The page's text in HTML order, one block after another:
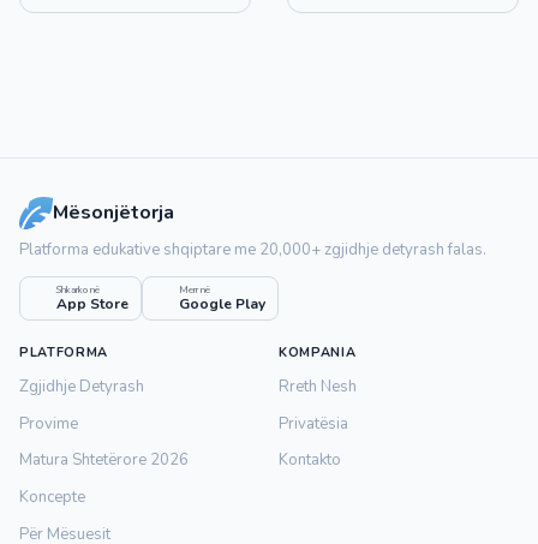
Mësonjëtorja
Platforma edukative shqiptare me 20,000+ zgjidhje detyrash falas.
Shkarko në
App Store
Merr në
Google Play
PLATFORMA
Zgjidhje Detyrash
Provime
Matura Shtetërore 2026
Koncepte
Për Mësuesit
KOMPANIA
Rreth Nesh
Privatësia
Kontakto